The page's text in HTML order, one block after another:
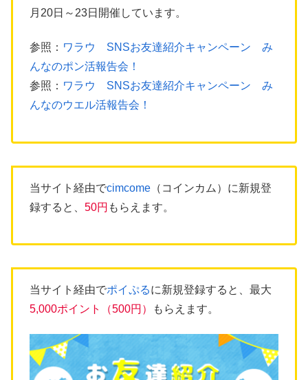
月20日～23日開催しています。
参照： ワラウ SNSお友達紹介キャンペーン み
んなのポン活報告会！
参照： ワラウ SNSお友達紹介キャンペーン み
んなのウエル活報告会！
当サイト経由でcimcome （コインカム）に新規登
録すると、 50円 もらえます。
当サイト経由でポイぷるに新規登録すると、最大
5,000ポイント（500円）
もらえます。